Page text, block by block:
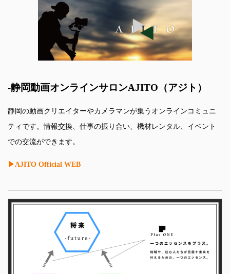
-静岡動画オンラインサロンAJITO（アジト）
静岡の動画クリエイターやカメラマンが集うオンラインコミュニ
ティです。情報交換、仕事の振り合い、機材レンタル、イベント
での交流ができます。
▶AJITO Official WEB